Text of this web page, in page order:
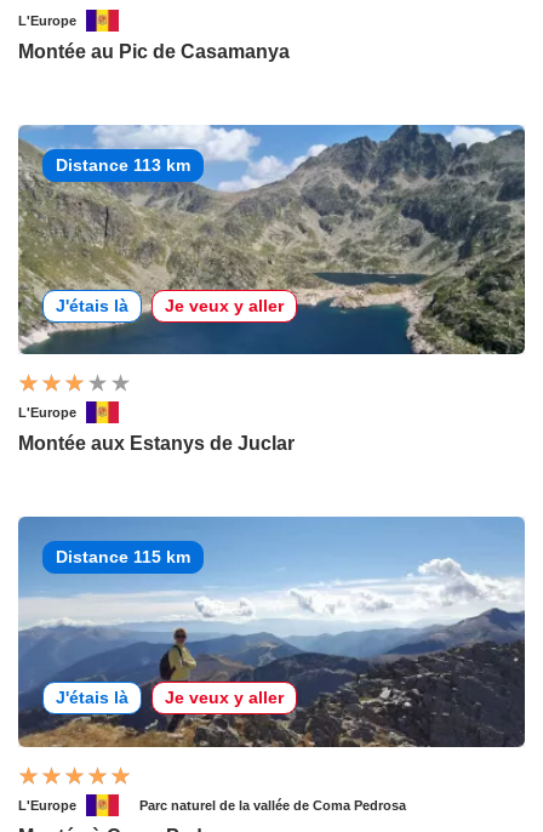
L'Europe
Montée au Pic de Casamanya
Distance 113 km
J'étais là Je veux y aller
L'Europe
Montée aux Estanys de Juclar
Distance 115 km
J'étais là Je veux y aller
L'Europe Parc naturel de la vallée de Coma Pedrosa